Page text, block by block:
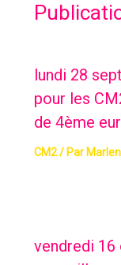
lundi 28
pour les
de 4ème
CM2/ Par
vendredi